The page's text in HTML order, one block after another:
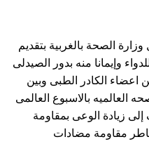
الصحة بالغربية بتقديم
وإيمانا منه بدور الصيدلى
اعضاء الكادر الطبى وبين
العالميه بالاسبوع العالمى
والذى يهدف إلى زيادة الوعى بمقاومة
مقاومة مضادات